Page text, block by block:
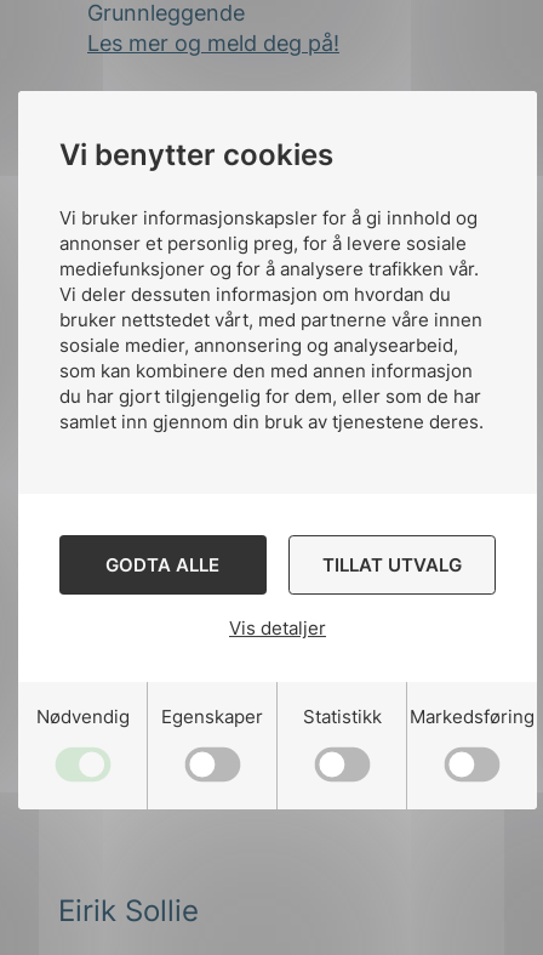
Vi benytter cookies
Vi bruker informasjonskapsler for å gi innhold og
annonser et personlig preg, for å levere sosiale
mediefunksjoner og for å analysere trafikken vår.
Vi deler dessuten informasjon om hvordan du
bruker nettstedet vårt, med partnerne våre innen
sosiale medier, annonsering og analysearbeid,
som kan kombinere den med annen informasjon
du har gjort tilgjengelig for dem, eller som de har
samlet inn gjennom din bruk av tjenestene deres.
GODTA ALLE TILLAT UTVALG
Vis detaljer
Nødvendig Egenskaper Statistikk Markedsføring
Grunnleggende
Les mer og meld deg på!
NEK standardiseringskurs del 2 –
Les mer og meld deg på!
9 juni
Utviklingsprogram for komiteledere –
Modul 1
Les mer og meld deg på!
Eirik Sollie